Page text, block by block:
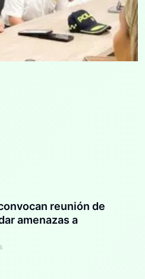
reunión de
amenazas a